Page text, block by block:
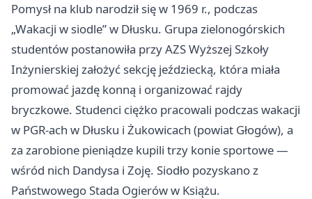
Pomysł na klub narodził się w 1969 r., podczas
„Wakacji w siodle” w Dłusku. Grupa zielonogórskich
studentów postanowiła przy AZS Wyższej Szkoły
Inżynierskiej założyć sekcję jeździecką, która miała
promować jazdę konną i organizować rajdy
bryczkowe. Studenci ciężko pracowali podczas wakacji
w PGR-ach w Dłusku i Żukowicach (powiat Głogów), a
za zarobione pieniądze kupili trzy konie sportowe —
wśród nich Dandysa i Zoję. Siodło pozyskano z
Państwowego Stada Ogierów w Książu.